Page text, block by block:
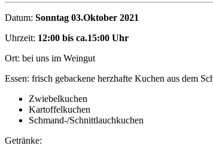
Datum: Sonntag 03.Oktober 2021
Uhrzeit: 12:00 bis ca.15:00 Uhr
Ort: bei uns im Weingut
Essen: frisch gebackene herzhafte Kuchen aus dem
Zwiebelkuchen
Kartoffelkuchen
Schmand-/Schnittlauchkuchen
Getränke: